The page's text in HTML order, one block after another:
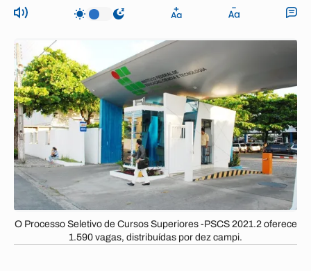
O Processo Seletivo de Cursos Superiores -PSCS 2021.2 oferece
1.590 vagas, distribuídas por dez campi.